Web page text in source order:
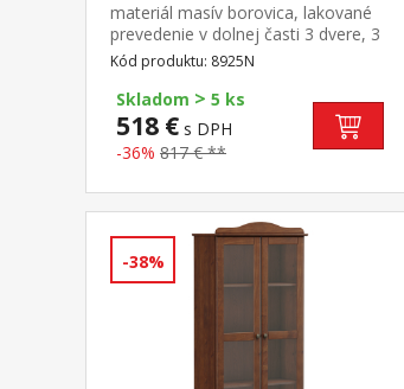
materiál masív borovica, lakované
prevedenie v dolnej časti 3 dvere, 3
zásuvky s kovovými pojazdmi v
hornej časti dvoje presklené dvere
Kód produktu: 8925N
Skladom > 5 ks
518 € s DPH
-36% 817 € **
-38%